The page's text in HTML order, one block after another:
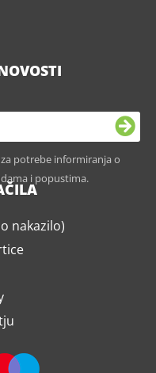
potrebe informiranja o
i popustima.
nakazilo)